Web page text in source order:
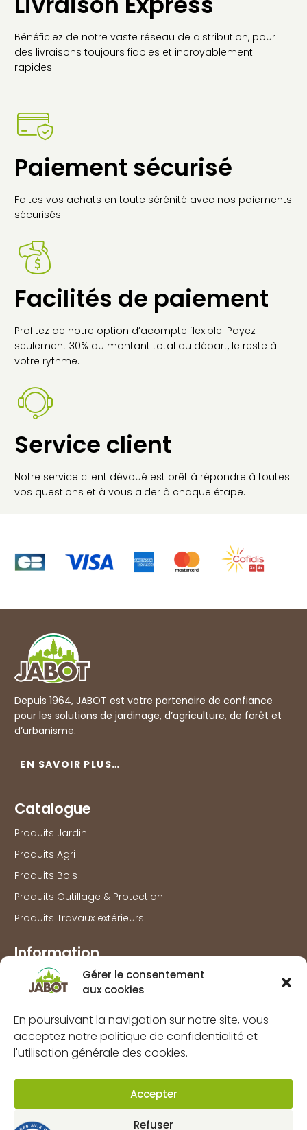
Gérer le consentement
aux cookies
En poursuivant la navigation sur notre site, vous
acceptez notre politique de confidentialité et
l'utilisation générale des cookies.
Accepter
Refuser
Bénéficiez de notre vaste réseau de distribution, pour
des livraisons toujours fiables et incroyablement
rapides.
Paiement sécurisé
Faites vos achats en toute sérénité avec nos paiements
sécurisés.
Facilités de paiement
Profitez de notre option d’acompte flexible. Payez
seulement 30% du montant total au départ, le reste à
votre rythme.
Service client
Notre service client dévoué est prêt à répondre à toutes
vos questions et à vous aider à chaque étape.
Depuis 1964, JABOT est votre partenaire de confiance
pour les solutions de jardinage, d’agriculture, de forêt et
d’urbanisme.
EN SAVOIR PLUS…
Catalogue
Produits Jardin
Produits Agri
Produits Bois
Produits Outillage & Protection
Produits Travaux extérieurs
Information
Marques
À propos
FAQs
Mentions légales
Politique de confidentialité
Politique de cookies (UE)
CGV